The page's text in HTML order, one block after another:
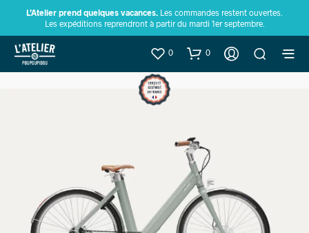
L’Atelier prend quelques vacances. Les commandes restent ouvertes.
Les expéditions reprendront à partir du mardi 1er septembre.
0 0